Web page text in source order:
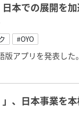
本での展開を
#OYO
アプリを発表した
、日本事業を